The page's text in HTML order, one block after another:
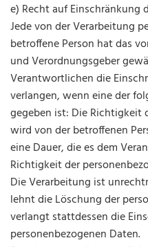
e) Recht auf Einschränkung
Jede von der Verarbeitung
betroffene Person hat das
und Verordnungsgeber
Verantwortlichen die
verlangen, wenn eine der
gegeben ist: Die Richtigkeit
wird von der betroffenen
eine Dauer, die es dem
Richtigkeit der
Die Verarbeitung ist
lehnt die Löschung der
verlangt stattdessen die
personenbezogenen Daten.